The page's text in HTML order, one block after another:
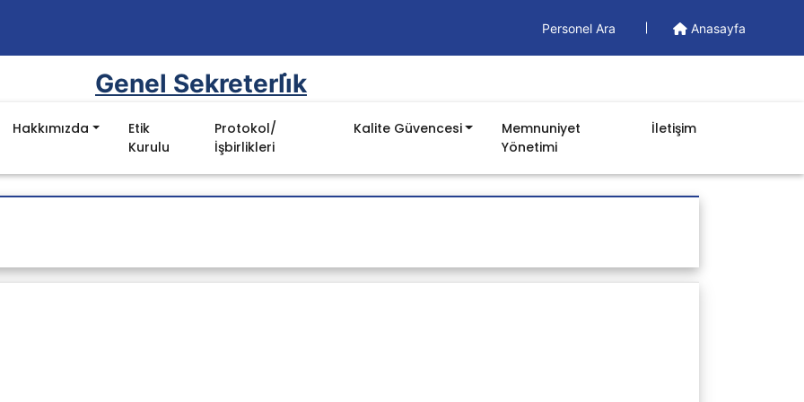
Personel Ara Anasayfa
Genel Sekreterli̇k
Hakkımızda
Etik
Kurulu
Protokol/
İşbirlikleri
Kalite Güvencesi
Yönergeler
YÖK Kalite Kurulu Mevzuat Listesi
İş Akışları
Prosedürler
Memnuniyet
Yönetimi
İletişim